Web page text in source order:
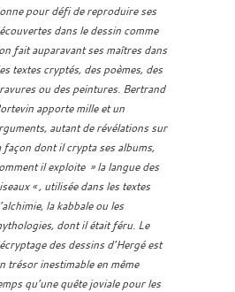
pour défi de reproduire ses
dans le dessin comme
fait auparavant ses maîtres dans
textes cryptés, des poèmes, des
ou des peintures. Bertrand
apporte mille et un
autant de révélations sur
façon dont il crypta ses albums,
il exploite » la langue des
« , utilisée dans les textes
la kabbale ou les
dont il était féru. Le
des dessins d’Hergé est
trésor inestimable en même
qu’une quête joviale pour les